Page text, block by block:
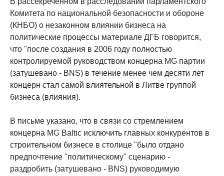
Комитета по национальной безопасности и обороне
(КНБО) о незаконном влиянии бизнеса на
политические процессы материале ДГБ говорится,
что "после создания в 2006 году полностью
контролируемой руководством концерна MG партии
(затушевано - BNS) в течение менее чем десяти лет
концерн стал самой влиятельной в Литве группой
бизнеса (влияния).
В письме указано, что в связи со стремлением
концерна MG Baltic исключить главных конкурентов в
строительном бизнесе в столице "было отдано
предпочтение "политическому" сценарию -
раздробить (затушевано - BNS) руководимую